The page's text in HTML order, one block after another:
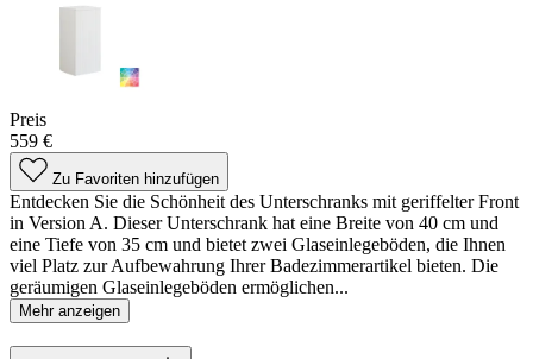
Preis
559 €
Zu Favoriten hinzufügen
Entdecken Sie die Schönheit des Unterschranks mit geriffelter Front
in Version A. Dieser Unterschrank hat eine Breite von 40 cm und
eine Tiefe von 35 cm und bietet zwei Glaseinlegeböden, die Ihnen
viel Platz zur Aufbewahrung Ihrer Badezimmerartikel bieten. Die
geräumigen Glaseinlegeböden ermöglichen...
Mehr anzeigen